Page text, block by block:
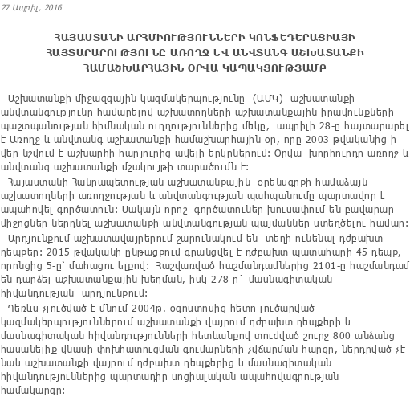
27 Ապրիլ, 2016
ՀԱՅԱՍՏԱՆԻ ԱՐՀՄԻՈՒԹՅՈՒՆՆԵՐԻ ԿՈՆՖԵԴԵՐԱՑԻԱՅԻ
ՀԱՅՏԱՐԱՐՈՒԹՅՈՒՆԸ ԱՌՈՂՋ ԵՎ ԱՆՎՏԱՆԳ ԱՇԽԱՏԱՆՔԻ
ՀԱՄԱՇԽԱՐՀԱՅԻՆ ՕՐՎԱ ԿԱՊԱԿՑՈՒԹՅԱՄԲ
Աշխատանքի միջազգային կազմակերպությունը (ԱՄԿ) աշխատանքի
անվտանգությունը համարելով աշխատողների աշխատանքային իրավունքների
պաշտպանության հիմնական ուղղություններից մեկը, ապրիլի 28-ը հայտարարել
է Առողջ և անվտանգ աշխատանքի համաշխարհային օր, որը 2003 թվականից ի
վեր նշվում է աշխարհի հարյուրից ավելի երկրներում: Օրվա խորհուրդը առողջ և
անվտանգ աշխատանքի մշակույթի տարածումն է:
Հայաստանի Հանրապետության աշխատանքային օրենսգրքի համաձայն
աշխատողների առողջության և անվտանգության պահպանումը պարտավոր է
ապահովել գործատուն: Սակայն որոշ գործատուներ խուսափում են բավարար
միջոցներ ներդնել աշխատանքի անվտանգության պայմաններ ստեղծելու համար:
Արդյունքում աշխատավայրերում շարունակում են տեղի ունենալ դժբախտ
դեպքեր: 2015 թվականի ընթացքում գրանցվել է դժբախտ պատահարի 45 դեպք,
որոնցից 5-ը՝ մահացու ելքով: Հաշվառված հաշմանդամներից 2101-ը հաշմանդամ
են դարձել աշխատանքային խեղման, իսկ 278-ը` մասնագիտական
հիվանդության արդյունքում:
Դեռևս չլուծված է մնում 2004թ. օգոստոսից հետո լուծարված
կազմակերպություններում աշխատանքի վայրում դժբախտ դեպքերի և
մասնագիտական հիվանդությունների հետևանքով տուժված շուրջ 800 անձանց
հասանելիք վնասի փոխհատուցման գումարների չվճարման հարցը, ներդրված չէ
նաև աշխատանքի վայրում դժբախտ դեպքերից և մասնագիտական
հիվանդություններից պարտադիր սոցիալական ապահովագրության
համակարգը: